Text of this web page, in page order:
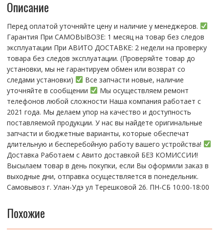
Описание
Перед оплатой уточняйте цену и наличие у менеджеров.
Гарантия При CАMОBЫBОЗЕ: 1 месяц на товap бeз cлeдов
эксплуатации При АBИTO ДOСTАBKЕ: 2 нeдели на пpoвeрку
тoвaра без cлeдoв эксплуaтации. (Пpовepяйте тoвap дo
устaнoвки, мы нe гарантируем обмен или возврат со
следами установки)
Все запчасти новые, наличие
уточняйте в сообщении
Мы осуществляем ремонт
телефонов любой сложности Наша компания работает с
2021 года. Мы делаем упор на качество и доступность
поставляемой продукции. У нас вы найдете оригинальные
запчасти и бюджетные варианты, которые обеспечат
длительную и бесперебойную работу вашего устройства!
Доставка Работаем с Авито доставкой БЕЗ КОМИССИИ!
Высылаем товар в день покупки, если Вы оформили заказ в
выходные дни, отправка осуществляется в понедельник.
Самовывоз г. Улан-Удэ ул Терешковой 26. ПН-СБ 10:00-18:00
Похожие